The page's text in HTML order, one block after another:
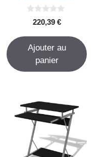
s
5
220,39 €
Ajouter au
panier